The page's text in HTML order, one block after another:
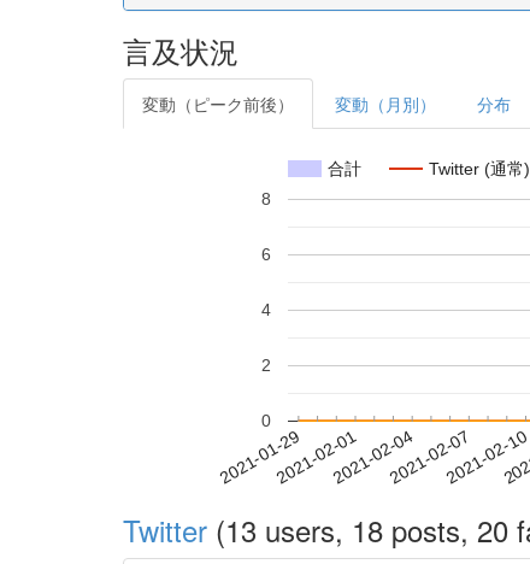
言及状況
変動（ピーク前後） 変動（月別） 分布
合計 Twitter (通常)
2021-01-292021-02-012021-02-042021-02-072021-02-10
0
2
4
6
8
Twitter (13 users, 18 posts, 20